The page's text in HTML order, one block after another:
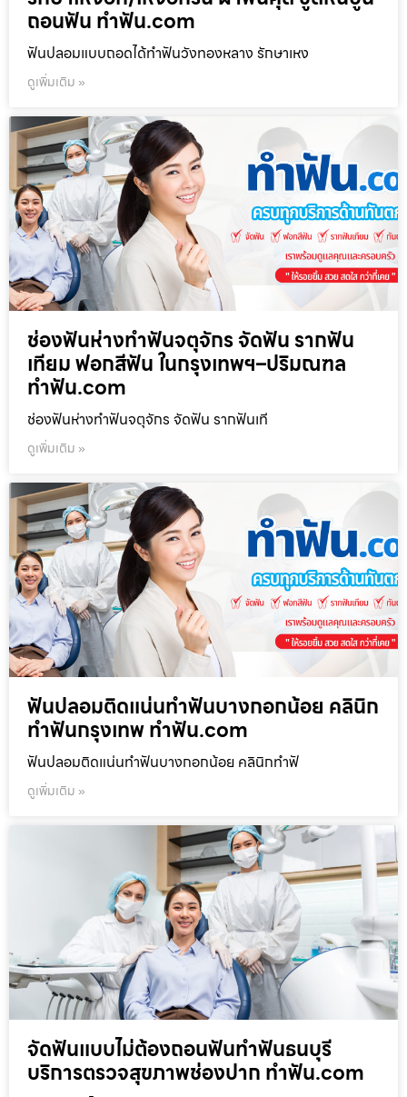
ถอนฟัน ทำฟัน.com
ฟันปลอมแบบถอดได้ทำฟันวังทองหลาง รักษาเหง
ดูเพิ่มเติม »
ช่องฟันห่างทำฟันจตุจักร จัดฟัน รากฟัน
เทียม ฟอกสีฟัน ในกรุงเทพฯ–ปริมณฑล
ทำฟัน.com
ช่องฟันห่างทำฟันจตุจักร จัดฟัน รากฟันเที
ดูเพิ่มเติม »
ฟันปลอมติดแน่นทำฟันบางกอกน้อย คลินิก
ทำฟันกรุงเทพ ทำฟัน.com
ฟันปลอมติดแน่นทำฟันบางกอกน้อย คลินิกทำฟั
ดูเพิ่มเติม »
จัดฟันแบบไม่ต้องถอนฟันทำฟันธนบุรี
บริการตรวจสุขภาพช่องปาก ทำฟัน.com